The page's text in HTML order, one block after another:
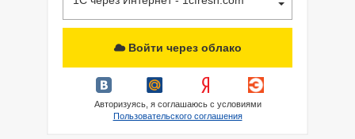
Войти через облако
Авторизуясь, я соглашаюсь с условиями
Пользовательского соглашения